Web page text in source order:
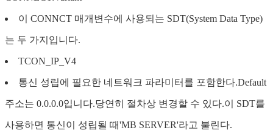
이 CONNCT 매개변수에 사용되는 SDT(System Data Type)
는 두 가지입니다.
TCON_IP_V4
통신 성립에 필요한 네트워크 파라미터를 포함한다.Default
주소는 0.0.0.0입니다.당연히 절차상 변경할 수 있다.이 SDT를
사용하면 통신이 성립될 때'MB SERVER'라고 불린다.